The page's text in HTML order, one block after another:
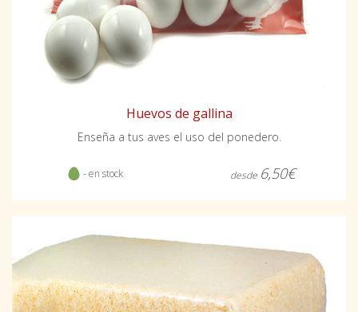
Huevos de gallina
Enseña a tus aves el uso del ponedero.
- en stock desde 6,50€